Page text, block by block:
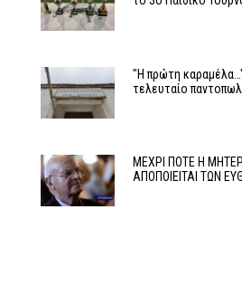
"Η πρώτη
τελευταίο
ΜΕΧΡΙ ΠΟΤΕ Η
ΑΠΟΠΟΙΕΙΤΑΙ ΤΩΝ